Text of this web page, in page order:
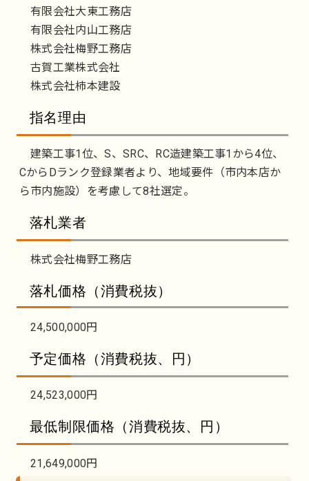
有限会社大東工務店
有限会社内山工務店
株式会社梅野工務店
古賀工業株式会社
株式会社柿本建設
指名理由
建築工事1位、S、SRC、RC造建築工事1から4位、
CからDランク登録業者より、地域要件（市内本店か
ら市内施設）を考慮して8社選定。
落札業者
株式会社梅野工務店
落札価格（消費税抜）
24,500,000円
予定価格（消費税抜、円）
24,523,000円
最低制限価格（消費税抜、円）
21,649,000円